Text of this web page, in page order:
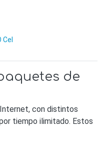
de
con distintos
tiempo ilimitado. Estos